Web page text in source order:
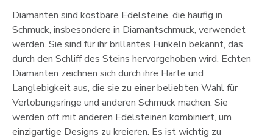
Diamanten sind kostbare Edelsteine, die häufig in
Schmuck, insbesondere in Diamantschmuck, verwendet
werden. Sie sind für ihr brillantes Funkeln bekannt, das
durch den Schliff des Steins hervorgehoben wird. Echten
Diamanten zeichnen sich durch ihre Härte und
Langlebigkeit aus, die sie zu einer beliebten Wahl für
Verlobungsringe und anderen Schmuck machen. Sie
werden oft mit anderen Edelsteinen kombiniert, um
einzigartige Designs zu kreieren. Es ist wichtig zu